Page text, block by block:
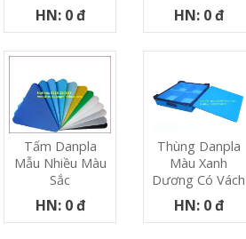
HN: 0 đ HN: 0 đ
Tấm Danpla
Mẫu Nhiều Màu
Sắc
HN: 0 đ
Thùng Danpla
Màu Xanh
Dương Có Vách
HN: 0 đ